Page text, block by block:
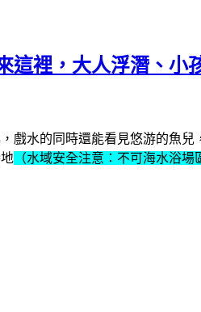
裡，大人浮潛、小
戲水的同時還能看見悠游的魚兒
（水域安全注意：不可海水浴